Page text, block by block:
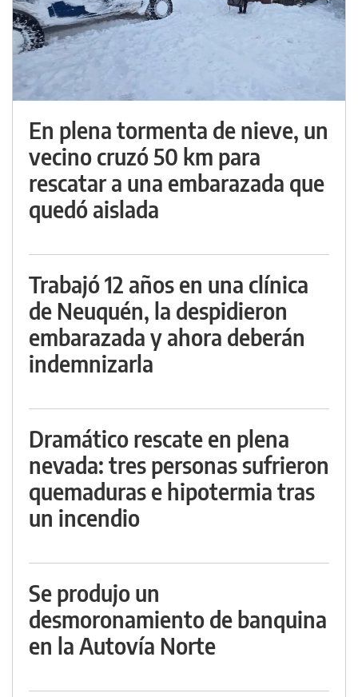
En plena tormenta de nieve, un
vecino cruzó 50 km para
rescatar a una embarazada que
quedó aislada
Trabajó 12 años en una clínica
de Neuquén, la despidieron
embarazada y ahora deberán
indemnizarla
Dramático rescate en plena
nevada: tres personas sufrieron
quemaduras e hipotermia tras
un incendio
Se produjo un
desmoronamiento de banquina
en la Autovía Norte